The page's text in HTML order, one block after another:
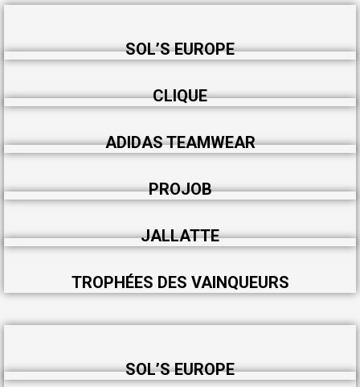
SOL’S EUROPE
CLIQUE
ADIDAS TEAMWEAR
PROJOB
JALLATTE
TROPHÉES DES VAINQUEURS
SOL’S EUROPE